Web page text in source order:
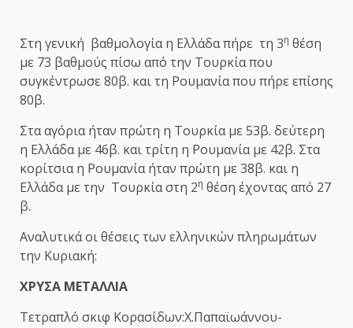
Στη γενική βαθμολογία η Ελλάδα πήρε τη 3η θέση
με 73 βαθμούς πίσω από την Τουρκία που
συγκέντρωσε 80β. και τη Ρουμανία που πήρε επίσης
80β.
Στα αγόρια ήταν πρώτη η Τουρκία με 53β. δεύτερη
η Ελλάδα με 46β. και τρίτη η Ρουμανία με 42β. Στα
κορίτσια η Ρουμανία ήταν πρώτη με 38β. και η
Ελλάδα με την Τουρκία στη 2η θέση έχοντας από 27
β.
Αναλυτικά οι θέσεις των ελληνικών πληρωμάτων
την Κυριακή:
ΧΡΥΣΑ ΜΕΤΑΛΛΙΑ
Τετραπλό σκιφ Κορασίδων:Χ.Παπαϊωάννου-